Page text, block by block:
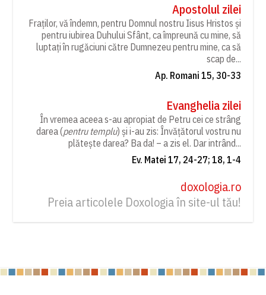
Apostolul zilei
Fraților, vă îndemn, pentru Domnul nostru Iisus Hristos și
pentru iubirea Duhului Sfânt, ca împreună cu mine, să
luptați în rugăciuni către Dumnezeu pentru mine, ca să
scap de...
Ap. Romani 15, 30-33
Evanghelia zilei
În vremea aceea s-au apropiat de Petru cei ce strâng
darea (pentru templu) și i-au zis: Învățătorul vostru nu
plătește darea? Ba da! – a zis el. Dar intrând...
Ev. Matei 17, 24-27; 18, 1-4
doxologia.ro
Preia articolele Doxologia în site-ul tău!